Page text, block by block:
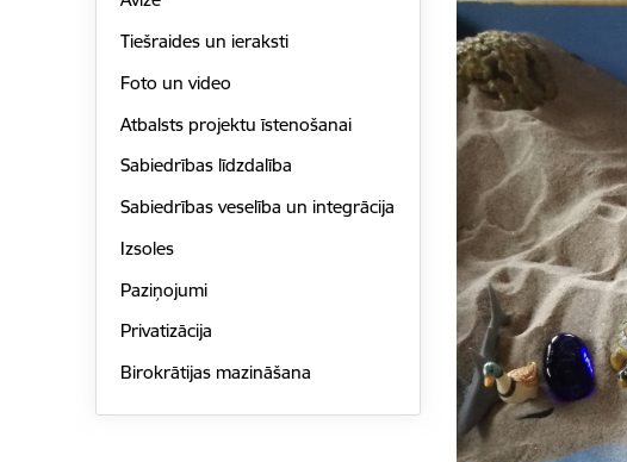
Tiešraides un ieraksti
Foto un video
Atbalsts projektu īstenošanai
Sabiedrības līdzdalība
Sabiedrības veselība un integrācija
Izsoles
Paziņojumi
Privatizācija
Birokrātijas mazināšana